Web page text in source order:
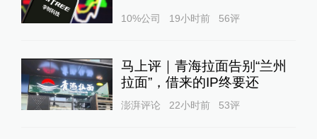
10%公司 19小时前 56评
马上评｜青海拉面告别“兰州
拉面”，借来的IP终要还
澎湃评论 22小时前 53评